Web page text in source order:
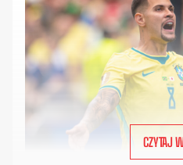
CZYTAJ